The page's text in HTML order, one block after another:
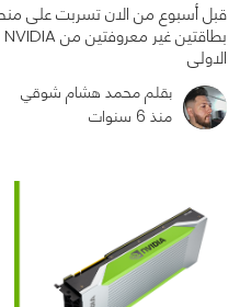
2855
الاولى
بقلم محمد هشام شوقي
منذ 6 سنوات